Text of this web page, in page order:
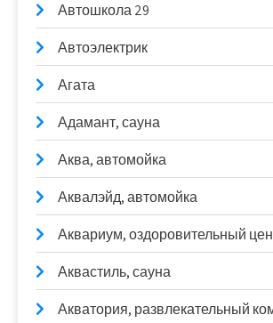
Автошкола 29
Автоэлектрик
Агата
Адамант, сауна
Аква, автомойка
Аквалэйд, автомойка
Аквариум, оздоровительный
Аквастиль, сауна
Акватория, развлекательный